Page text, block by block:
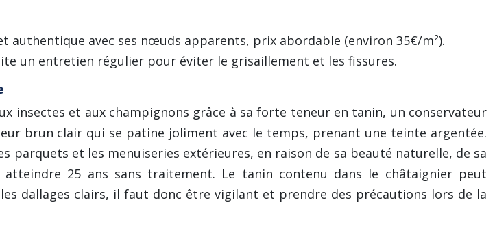
authentique avec ses nœuds apparents, prix abordable (environ 35€/m²).
un entretien régulier pour éviter le grisaillement et les fissures.
insectes et aux champignons grâce à sa forte teneur en tanin, un conservateur
brun clair qui se patine joliment avec le temps, prenant une teinte argentée.
et les menuiseries extérieures, en raison de sa beauté naturelle, de sa
25 ans sans traitement. Le tanin contenu dans le châtaignier peut
dallages clairs, il faut donc être vigilant et prendre des précautions lors de la